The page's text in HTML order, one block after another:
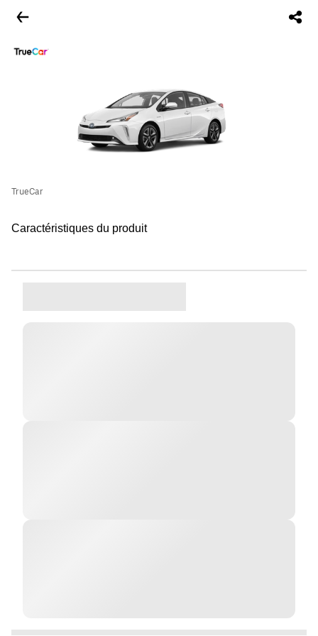
TrueCar
Caractéristiques du produit